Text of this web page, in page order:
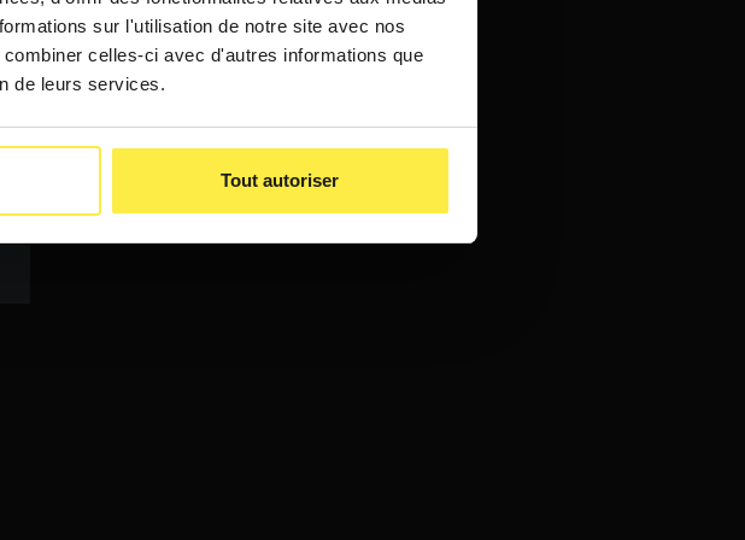
sur l'utilisation de notre site avec nos
celles-ci avec d'autres informations que
de leurs services.
Tout autoriser